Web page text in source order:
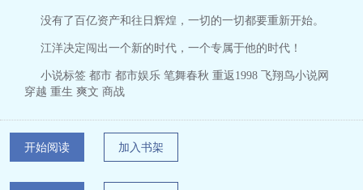
没有了百亿资产和往日辉煌，一切的一切都要重新开始。
江洋决定闯出一个新的时代，一个专属于他的时代！
小说标签 都市 都市娱乐 笔舞春秋 重返1998 飞翔鸟小说网
穿越 重生 爽文 商战
开始阅读 加入书架